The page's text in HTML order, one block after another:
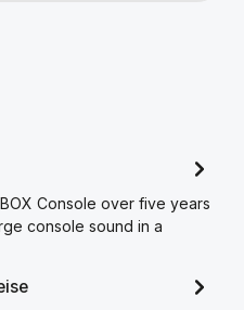
Console over five years
console sound in a